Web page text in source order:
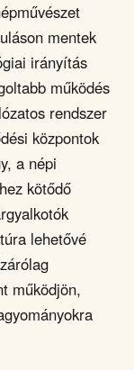
mentek
irányítás
működés
rendszer
központok
a népi
kötődő
lehetővé
működjön,